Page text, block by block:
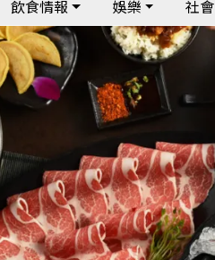
飲食情報 娛樂 社會